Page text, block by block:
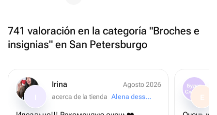
741 valoración en la categoría "Broches e
insignias" en San Petersburgo
Irina
Agosto 2026
acerca de la tienda
Alena desserts E